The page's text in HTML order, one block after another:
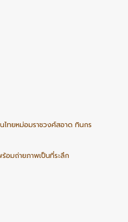
ทยหม่อมราชวงศ์สอาด ทินกร
อมถ่ายภาพเป็นที่ระลึก